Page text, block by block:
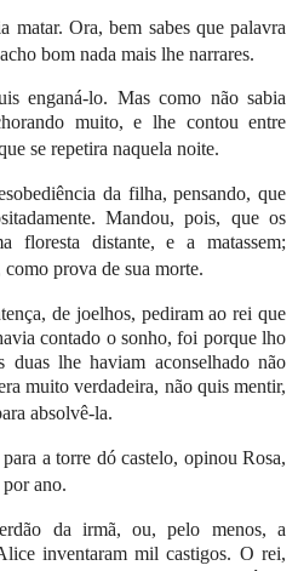
matar. Ora, bem sabes que palavra
bom nada mais lhe narrares.
enganá-lo. Mas como não sabia
muito, e lhe contou entre
se repetira naquela noite.
da filha, pensando, que
Mandou, pois, que os
floresta distante, e a matassem;
prova de sua morte.
de joelhos, pediram ao rei que
contado o sonho, foi porque lho
duas lhe haviam aconselhado não
muito verdadeira, não quis mentir,
absolvê-la.
a torre dó castelo, opinou Rosa,
ano.
da irmã, ou, pelo menos, a
inventaram mil castigos. O rei,